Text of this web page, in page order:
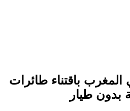
باقتناء طائرات
بدون طيار